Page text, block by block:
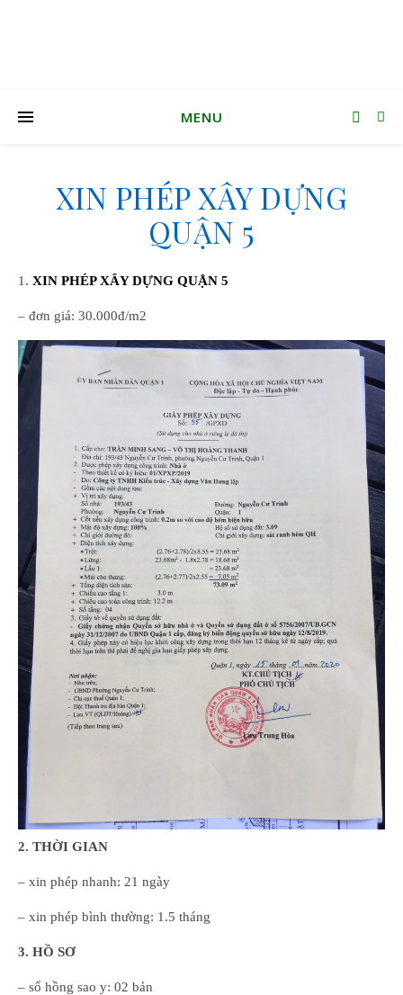
MENU
XIN PHÉP XÂY DỰNG
QUẬN 5
XIN PHÉP XÂY DỰNG QUẬN 5
– đơn giá: 30.000đ/m2
2. THỜI GIAN
– xin phép nhanh: 21 ngày
– xin phép bình thường: 1.5 tháng
3. HỒ SƠ
– sổ hồng sao y: 02 bản